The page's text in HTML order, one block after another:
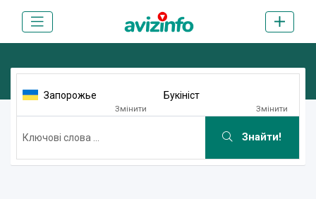
Запорожье
Змінити
Букініст
Змінити
Знайти!